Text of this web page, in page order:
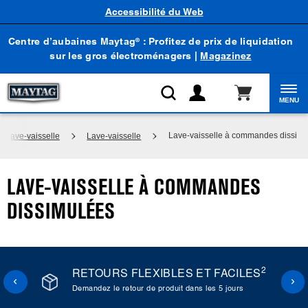
Centre d’aubaines Maytag® : Profitez de prix de liquidation
sur les gros électroménagers | Magazinez
Accessibilité du Web
MENU
Lave-vaisselle Lave-vaisselle Lave-vaisselle à commandes
LAVE-VAISSELLE À COMMANDES
DISSIMULÉES
RETOURS FLEXIBLES ET FACILES2
Demandez le retour de produit dans les 5 jours